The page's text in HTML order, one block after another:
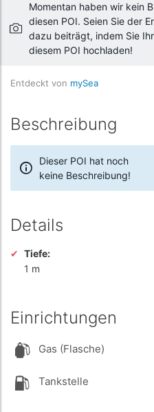
Momentan haben wir kein
diesen POI. Seien Sie der
dazu beiträgt, indem Sie
diesem POI hochladen!
Entdeckt von mySea
Beschreibung
Dieser POI hat noch
keine Beschreibung!
Details
Tiefe:
1 m
Einrichtungen
Gas (Flasche)
Tankstelle